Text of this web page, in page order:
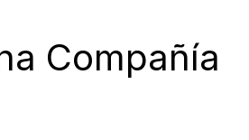
Compañía